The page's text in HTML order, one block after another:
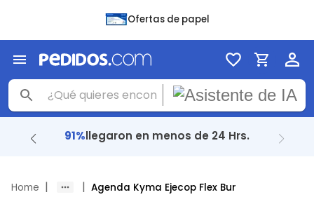
Ofertas de papel
91%llegaron en menos de 24 Hrs.
Home | | Agenda Kyma Ejecop Flex Bur